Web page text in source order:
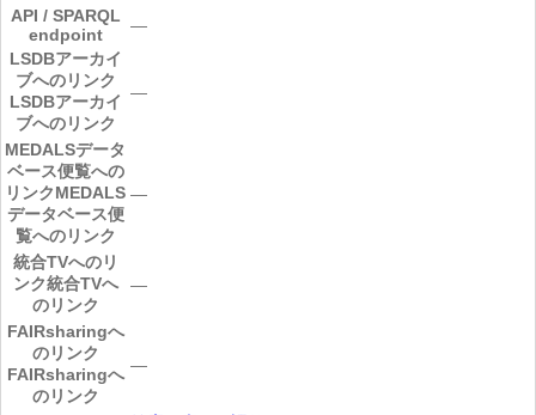
API / SPARQL
endpoint
―
LSDBアーカイ
ブへのリンク
LSDBアーカイ
ブへのリンク
―
MEDALSデータ
ベース便覧への
リンクMEDALS
データベース便
覧へのリンク
―
統合TVへのリ
ンク統合TVへ
のリンク
―
FAIRsharingへ
のリンク
FAIRsharingへ
のリンク
―